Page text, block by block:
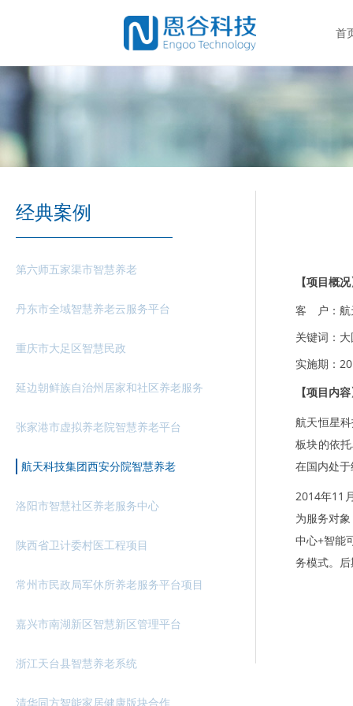
首
经典案例
第六师五家渠市智慧养老
丹东市全域智慧养老云服务平台
重庆市大足区智慧民政
延边朝鲜族自治州居家和社区养老服务
张家港市虚拟养老院智慧养老平台
航天科技集团西安分院智慧养老
洛阳市智慧社区养老服务中心
陕西省卫计委村医工程项目
常州市民政局军休所养老服务平台项目
嘉兴市南湖新区智慧新区管理平台
浙江天台县智慧养老系统
清华同方智能家居健康版块合作
【项目概
客 户：航
关键词：
实施期：
【项目内
航天恒星
板块的依
在国内处
2014年11
为服务对
中心+智能
务模式。